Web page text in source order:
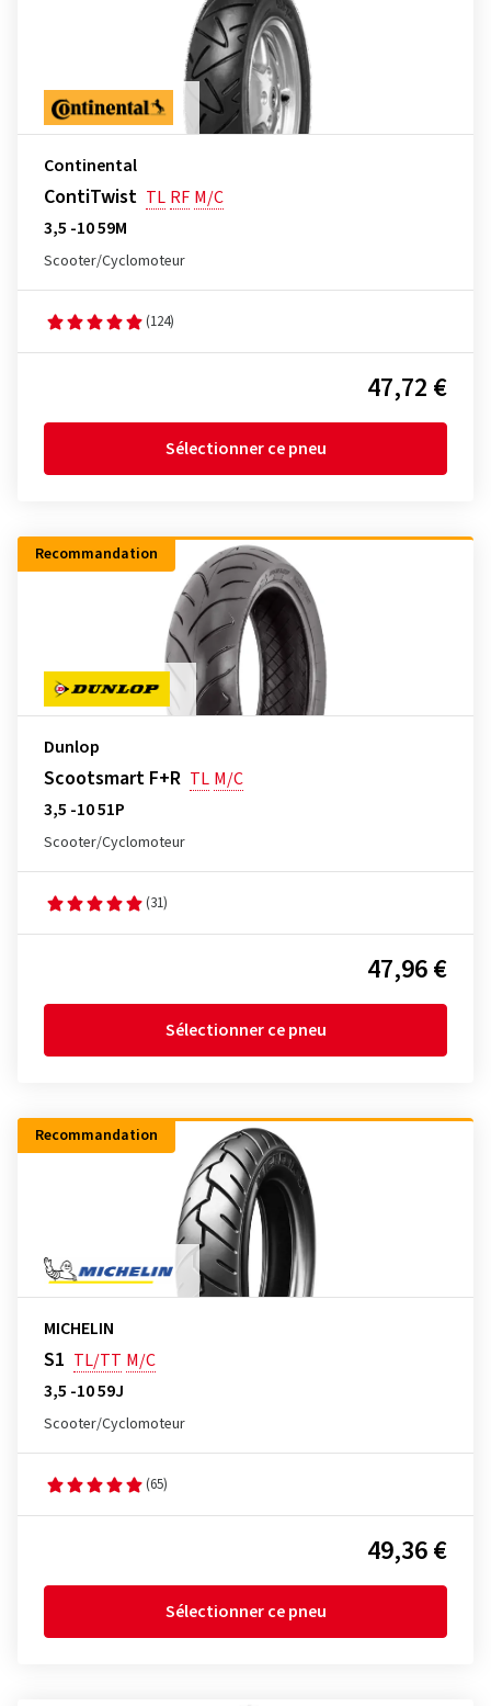
Continental
ContiTwist TL RF M/C
3,5 -10 59M
Scooter/Cyclomoteur
(124)
47,72 €
Sélectionner ce pneu
Recommandation
Dunlop
Scootsmart F+R TL M/C
3,5 -10 51P
Scooter/Cyclomoteur
(31)
47,96 €
Sélectionner ce pneu
Recommandation
MICHELIN
S1 TL/TT M/C
3,5 -10 59J
Scooter/Cyclomoteur
(65)
49,36 €
Sélectionner ce pneu